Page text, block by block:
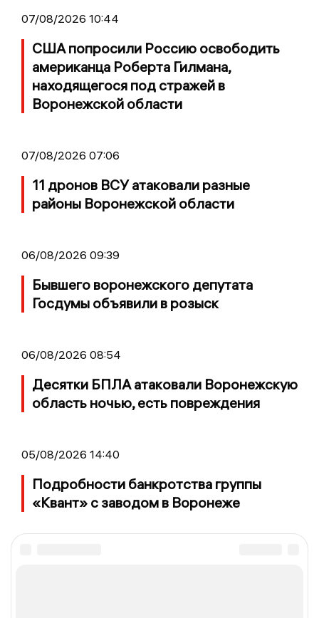
07/08/2026 10:44
США попросили Россию освободить
американца Роберта Гилмана,
находящегося под стражей в
Воронежской области
07/08/2026 07:06
11 дронов ВСУ атаковали разные
районы Воронежской области
06/08/2026 09:39
Бывшего воронежского депутата
Госдумы объявили в розыск
06/08/2026 08:54
Десятки БПЛА атаковали Воронежскую
область ночью, есть повреждения
05/08/2026 14:40
Подробности банкротства группы
«Квант» с заводом в Воронеже